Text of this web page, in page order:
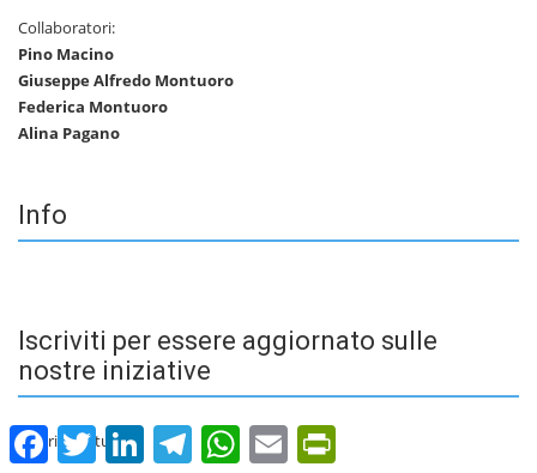
FacebookTwitter LinkedInTelegramWhatsAppEmail
Collaboratori:
Pino Macino
Giuseppe Alfredo Montuoro
Federica Montuoro
Alina Pagano
Info
Iscriviti per essere aggiornato sulle
nostre iniziative
Inserisci la tua